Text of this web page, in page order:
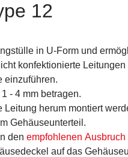
12
in U-Form und
konfektionierte Leitungen
einzuführen.
- 4 mm betragen.
herum montiert
Gehäuseunterteil.
den empfohlenen Ausbruch
auf das